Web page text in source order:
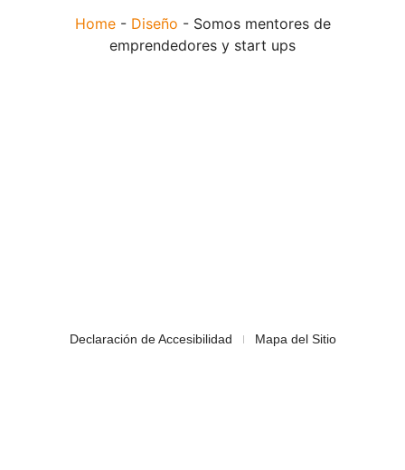
Home- Diseño - Somos mentores de
emprendedores y start ups
Declaración de Accesibilidad Mapa del Sitio